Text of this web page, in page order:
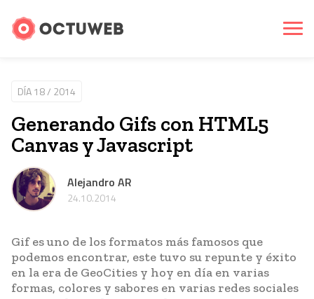
DÍA 18 / 2014
Generando Gifs con HTML5
Canvas y Javascript
Alejandro AR
24.10.2014
Gif es uno de los formatos más famosos que
podemos encontrar, este tuvo su repunte y éxito
en la era de GeoCities y hoy en día en varias
formas, colores y sabores en varias redes sociales